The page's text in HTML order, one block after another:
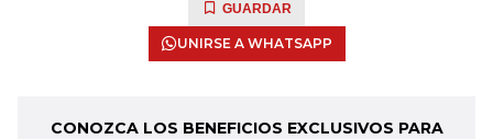
GUARDAR
UNIRSE A WHATSAPP
CONOZCA LOS BENEFICIOS EXCLUSIVOS PARA